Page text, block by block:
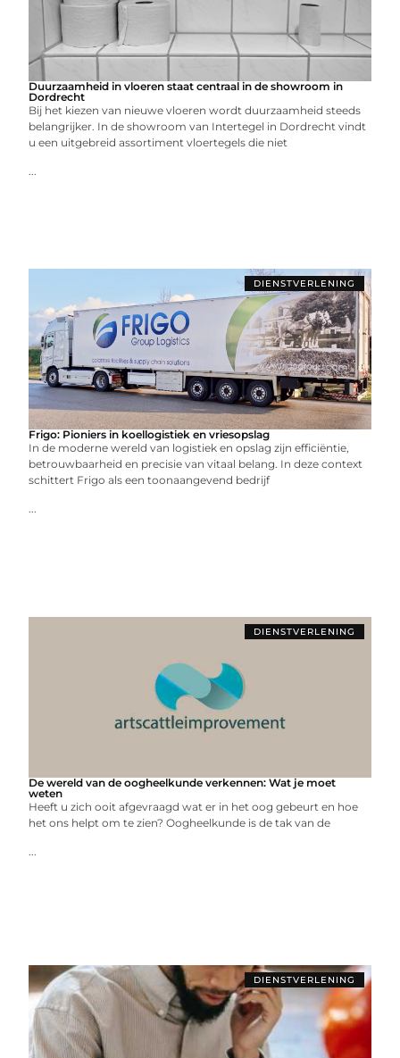
Duurzaamheid in vloeren staat centraal in de showroom in
Dordrecht
Bij het kiezen van nieuwe vloeren wordt duurzaamheid steeds
belangrijker. In de showroom van Intertegel in Dordrecht vindt
u een uitgebreid assortiment vloertegels die niet
...
DIENSTVERLENING
Frigo: Pioniers in koellogistiek en vriesopslag
In de moderne wereld van logistiek en opslag zijn efficiëntie,
betrouwbaarheid en precisie van vitaal belang. In deze context
schittert Frigo als een toonaangevend bedrijf
...
DIENSTVERLENING
De wereld van de oogheelkunde verkennen: Wat je moet
weten
Heeft u zich ooit afgevraagd wat er in het oog gebeurt en hoe
het ons helpt om te zien? Oogheelkunde is de tak van de
...
DIENSTVERLENING